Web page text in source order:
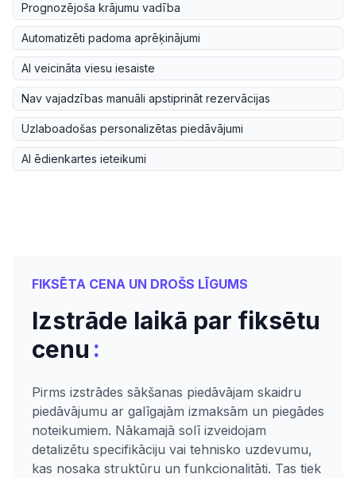
Prognozējoša krājumu vadība
Automatizēti padoma aprēķinājumi
AI veicināta viesu iesaiste
Nav vajadzības manuāli apstiprināt rezervācijas
Uzlaboadošas personalizētas piedāvājumi
AI ēdienkartes ieteikumi
FIKSĒTA CENA UN DROŠS LĪGUMS
Izstrāde laikā par fiksētu
cenu :
Pirms izstrādes sākšanas piedāvājam skaidru
piedāvājumu ar galīgajām izmaksām un piegādes
noteikumiem. Nākamajā solī izveidojam
detalizētu specifikāciju vai tehnisko uzdevumu,
kas nosaka struktūru un funkcionalitāti. Tas tiek